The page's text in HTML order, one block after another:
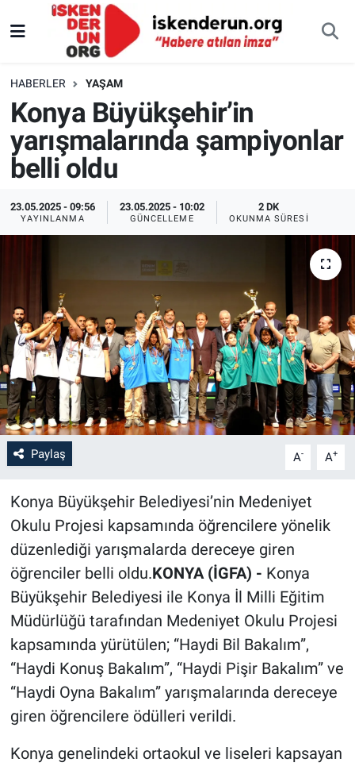
HABERLER YAŞAM
Konya Büyükşehir’in
yarışmalarında şampiyonlar
belli oldu
23.05.2025 - 09:56
YAYINLANMA
23.05.2025 - 10:02
GÜNCELLEME
2 DK
OKUNMA SÜRESI
Paylaş A- A+
Konya Büyükşehir Belediyesi’nin Medeniyet
Okulu Projesi kapsamında öğrencilere yönelik
düzenlediği yarışmalarda dereceye giren
öğrenciler belli oldu.KONYA (İGFA) - Konya
Büyükşehir Belediyesi ile Konya İl Milli Eğitim
Müdürlüğü tarafından Medeniyet Okulu Projesi
kapsamında yürütülen; “Haydi Bil Bakalım”,
“Haydi Konuş Bakalım”, “Haydi Pişir Bakalım” ve
“Haydi Oyna Bakalım” yarışmalarında dereceye
giren öğrencilere ödülleri verildi.
Konya genelindeki ortaokul ve liseleri kapsayan